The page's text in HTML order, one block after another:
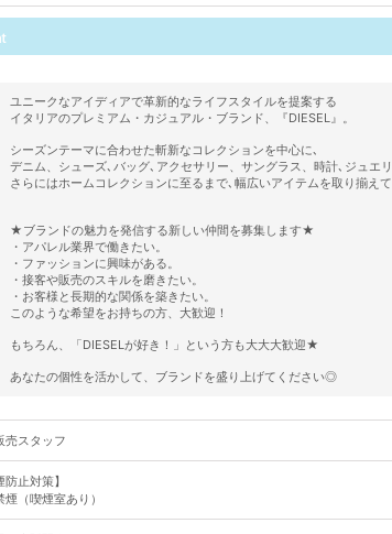
ユニークなアイディアで革新的なライフスタイルを提案する
イタリアのプレミアム・カジュアル・ブランド、『DIESEL』。
シーズンテーマに合わせた斬新なコレクションを中心に､
デニム、シューズ､バッグ､アクセサリー、サングラス、時計､ジュエ
さらにはホームコレクションに至るまで､幅広いアイテムを取り揃え
★ブランドの魅力を発信する新しい仲間を募集します★
・アパレル業界で働きたい。
・ファッションに興味がある。
・接客や販売のスキルを磨きたい。
・お客様と長期的な関係を築きたい。
このような希望をお持ちの方、大歓迎！
もちろん、「DIESELが好き！」という方も大大大歓迎★
あなたの個性を活かして、ブランドを盛り上げてください◎
売スタッフ
防止対策】
（喫煙室あり）